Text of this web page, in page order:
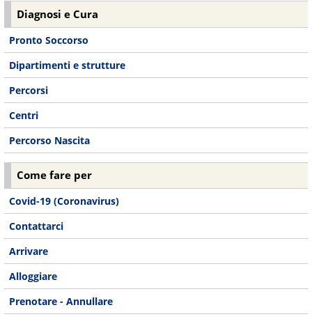
Diagnosi e Cura
Pronto Soccorso
Dipartimenti e strutture
Percorsi
Centri
Percorso Nascita
Come fare per
Covid-19 (Coronavirus)
Contattarci
Arrivare
Alloggiare
Prenotare - Annullare